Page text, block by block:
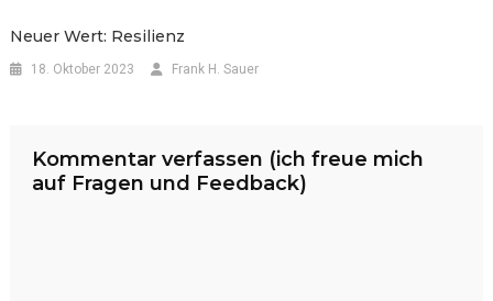
Neuer Wert: Resilienz
18. Oktober 2023 Frank H. Sauer
Kommentar verfassen (ich freue mich
auf Fragen und Feedback)